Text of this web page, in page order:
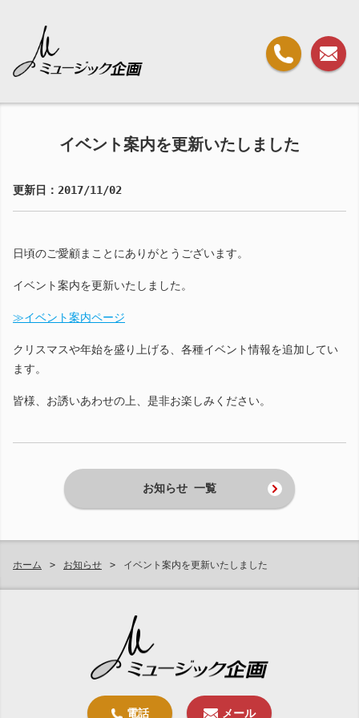
イベント案内を更新いたしました
更新日：2017/11/02
日頃のご愛顧まことにありがとうございます。
イベント案内を更新いたしました。
≫イベント案内ページ
クリスマスや年始を盛り上げる、各種イベント情報を追加してい
ます。
皆様、お誘いあわせの上、是非お楽しみください。
お知らせ 一覧
ホーム お知らせ イベント案内を更新いたしました